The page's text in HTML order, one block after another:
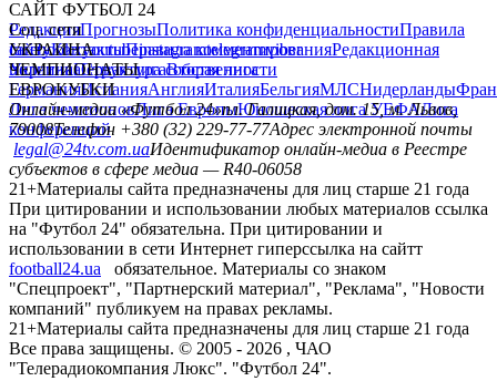
САЙТ ФУТБОЛ 24
РедакцияПрогнозыПолитика конфиденциальностиПравила
сайтуКонтактыПравила комментированияРедакционная
политикаСтруктура собственности
Соц. сети
facebookxyoutubeinstagramtelegramviber
УКРАИНА
УкраинаПервая лигаВторая лига
ЧЕМПИОНАТЫ
ГерманияИспанияАнглияИталияБельгияМЛСНидерланды
ЕВРОКУБКИ
Лига чемпионовЛига ЕвропыЮношеская лига УЕФАЛига
конференций
Онлайн-медиа «Футбол 24»пл. Галицкая, дом. 15, м. Львов,
79008Телефон +380 (32) 229-77-77Адрес электронной почты
legal@24tv.com.uaИдентификатор онлайн-медиа в Реестре
субъектов в сфере медиа — R40-06058
21+Материалы сайта предназначены для лиц старше 21 года
При цитировании и использовании любых материалов ссылка
на "Футбол 24" обязательна. При цитировании и
использовании в сети Интернет гиперссылка на сайтт
football24.ua
обязательное. Материалы со знаком
"Спецпроект", "Партнерский материал", "Реклама", "Новости
компаний" публикуем на правах рекламы.
21+Материалы сайта предназначены для лиц старше 21 года
Все права защищены. © 2005 - 2026 , ЧАО
"Телерадиокомпания Люкс". "Футбол 24".